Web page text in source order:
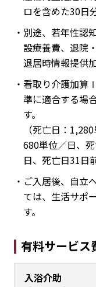
ロを含めた30日
・別途、若年性認
設療養費、退院
退居時情報提供
・看取り介護加
準に適合する場
す。
（死亡日：
680単位／日、
日、死亡日31日
・ご入居後、自立
ては、生活サポ
す。
有料サービス
入浴介助